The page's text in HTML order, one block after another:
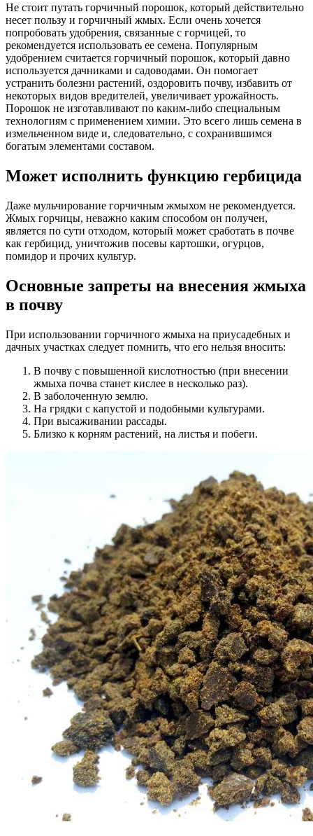
Не стоит путать горчичный порошок, который действительно
несет пользу и горчичный жмых. Если очень хочется
попробовать удобрения, связанные с горчицей, то
рекомендуется использовать ее семена. Популярным
удобрением считается горчичный порошок, который давно
используется дачниками и садоводами. Он помогает
устранить болезни растений, оздоровить почву, избавить от
некоторых видов вредителей, увеличивает урожайность.
Порошок не изготавливают по каким-либо специальным
технологиям с применением химии. Это всего лишь семена в
измельченном виде и, следовательно, с сохранившимся
богатым элементами составом.
Может исполнить функцию гербицида
Даже мульчирование горчичным жмыхом не рекомендуется.
Жмых горчицы, неважно каким способом он получен,
является по сути отходом, который может сработать в почве
как гербицид, уничтожив посевы картошки, огурцов,
помидор и прочих культур.
Основные запреты на внесения жмыха
в почву
При использовании горчичного жмыха на приусадебных и
дачных участках следует помнить, что его нельзя вносить:
В почву с повышенной кислотностью (при внесении
жмыха почва станет кислее в несколько раз).
В заболоченную землю.
На грядки с капустой и подобными культурами.
При высаживании рассады.
Близко к корням растений, на листья и побеги.